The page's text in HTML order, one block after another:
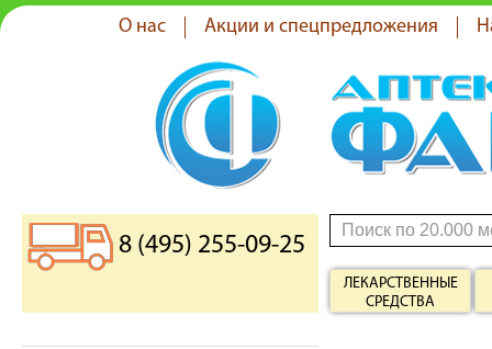
О нас Акции и спецпредложения
8 (495) 255-09-25
ЛЕКАРСТВЕННЫЕ
СРЕДСТВА